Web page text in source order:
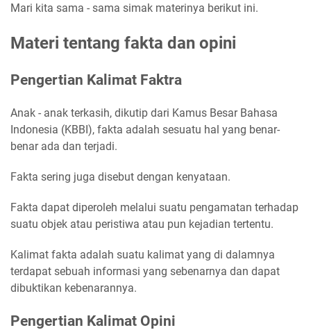
Mari kita sama - sama simak materinya berikut ini.
Materi tentang fakta dan opini
Pengertian Kalimat Faktra
Anak - anak terkasih, dikutip dari Kamus Besar Bahasa
Indonesia (KBBI), fakta adalah sesuatu hal yang benar-
benar ada dan terjadi.
Fakta sering juga disebut dengan kenyataan.
Fakta dapat diperoleh melalui suatu pengamatan terhadap
suatu objek atau peristiwa atau pun kejadian tertentu.
Kalimat fakta adalah suatu kalimat yang di dalamnya
terdapat sebuah informasi yang sebenarnya dan dapat
dibuktikan kebenarannya.
Pengertian Kalimat Opini